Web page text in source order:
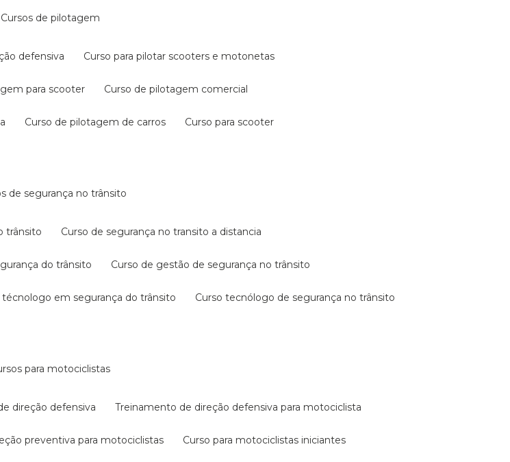
cursos de pilotagem
defensiva curso para pilotar scooters e motonetas
para scooter curso de pilotagem comercial
curso de pilotagem de carros curso para scooter
de segurança no trânsito
trânsito curso de segurança no transito a distancia
do trânsito curso de gestão de segurança no trânsito
técnologo em segurança do trânsito curso tecnólogo de segurança no trânsito
para motociclistas
direção defensiva treinamento de direção defensiva para motociclista
preventiva para motociclistas curso para motociclistas iniciantes